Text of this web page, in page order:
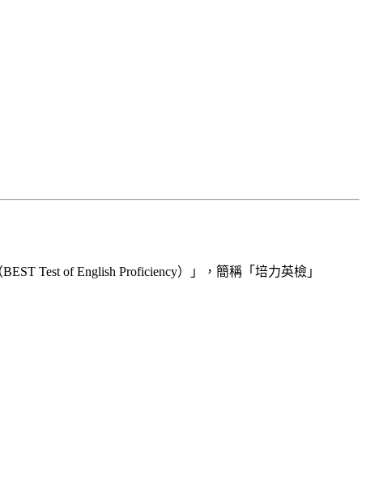
Test of English Proficiency）」，簡稱「培力英檢」